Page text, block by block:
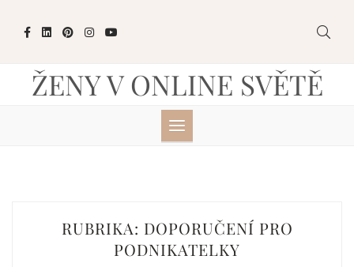
ŽENY V ONLINE SVĚTĚ
RUBRIKA: DOPORUČENÍ PRO
PODNIKATELKY